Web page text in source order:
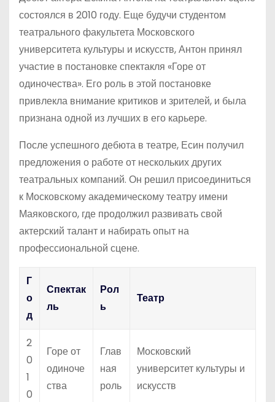
состоялся в 2010 году. Еще будучи студентом
театрального факультета Московского
университета культуры и искусств, Антон принял
участие в постановке спектакля «Горе от
одиночества». Его роль в этой постановке
привлекла внимание критиков и зрителей, и была
признана одной из лучших в его карьере.
После успешного дебюта в театре, Есин получил
предложения о работе от нескольких других
театральных компаний. Он решил присоединиться
к Московскому академическому театру имени
Маяковского, где продолжил развивать свой
актерский талант и набирать опыт на
профессиональной сцене.
Г
о
д
Спектак
ль
Рол
ь
Театр
2
0
1
0
Горе от
одиноче
ства
Глав
ная
роль
Московский
университет культуры и
искусств